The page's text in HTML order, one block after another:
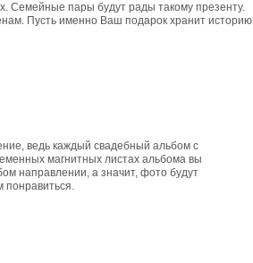
Семейные пары будут рады такому презенту.
Пусть именно Ваш подарок хранит историю
или на свадьбу? Конечно же, в
ведь каждый свадебный альбом с
магнитных листах альбома вы
направлении, а значит, фото будут
понравиться.